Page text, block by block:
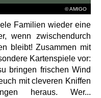
© AMIGO
Familien wieder eine
wenn zwischendurch
bleibt! Zusammen mit
Kartenspiele vor:
bringen frischen Wind
mit cleveren Kniffen
heraus. Wer...